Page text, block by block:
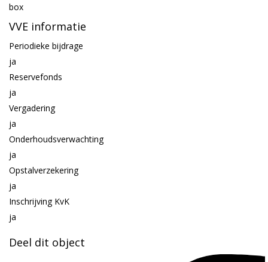
box
VVE informatie
Periodieke bijdrage
ja
Reservefonds
ja
Vergadering
ja
Onderhoudsverwachting
ja
Opstalverzekering
ja
Inschrijving KvK
ja
Deel dit object